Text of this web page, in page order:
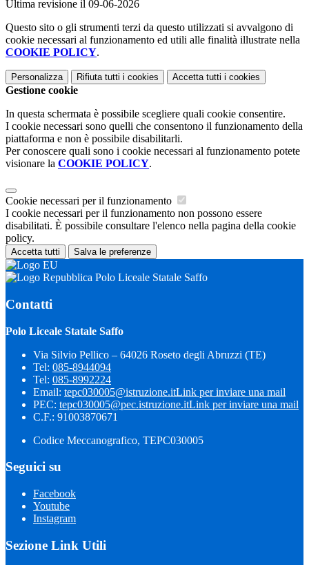
Ultima revisione il 09-06-2026
Questo sito o gli strumenti terzi da questo utilizzati si avvalgono di
cookie necessari al funzionamento ed utili alle finalità illustrate nella
COOKIE POLICY.
Personalizza Rifiuta tutti i cookies Accetta tutti i cookies
Gestione cookie
In questa schermata è possibile scegliere quali cookie consentire.
I cookie necessari sono quelli che consentono il funzionamento della
piattaforma e non è possibile disabilitarli.
Per conoscere quali sono i cookie necessari al funzionamento potete
visionare la COOKIE POLICY.
Cookie necessari per il funzionamento
I cookie necessari per il funzionamento non possono essere
disabilitati. È possibile consultare l'elenco nella pagina della cookie
policy.
Accetta tutti Salva le preferenze
Polo Liceale Statale Saffo
Contatti
Polo Liceale Statale Saffo
Via Silvio Pellico – 64026 Roseto degli Abruzzi (TE)
Tel: 085-8944094
Tel: 085-8992224
Email: tepc030005@istruzione.itLink per inviare una mail
PEC: tepc030005@pec.istruzione.itLink per inviare una mail
C.F.: 91003870671
Codice Meccanografico, TEPC030005
Seguici su
Facebook
Youtube
Instagram
Sezione Link Utili